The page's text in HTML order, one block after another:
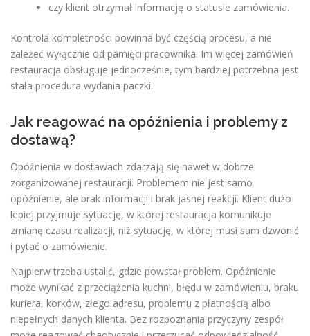
czy klient otrzymał informację o statusie zamówienia.
Kontrola kompletności powinna być częścią procesu, a nie
zależeć wyłącznie od pamięci pracownika. Im więcej zamówień
restauracja obsługuje jednocześnie, tym bardziej potrzebna jest
stała procedura wydania paczki.
Jak reagować na opóźnienia i problemy z
dostawą?
Opóźnienia w dostawach zdarzają się nawet w dobrze
zorganizowanej restauracji. Problemem nie jest samo
opóźnienie, ale brak informacji i brak jasnej reakcji. Klient dużo
lepiej przyjmuje sytuację, w której restauracja komunikuje
zmianę czasu realizacji, niż sytuację, w której musi sam dzwonić
i pytać o zamówienie.
Najpierw trzeba ustalić, gdzie powstał problem. Opóźnienie
może wynikać z przeciążenia kuchni, błędu w zamówieniu, braku
kuriera, korków, złego adresu, problemu z płatnością albo
niepełnych danych klienta. Bez rozpoznania przyczyny zespół